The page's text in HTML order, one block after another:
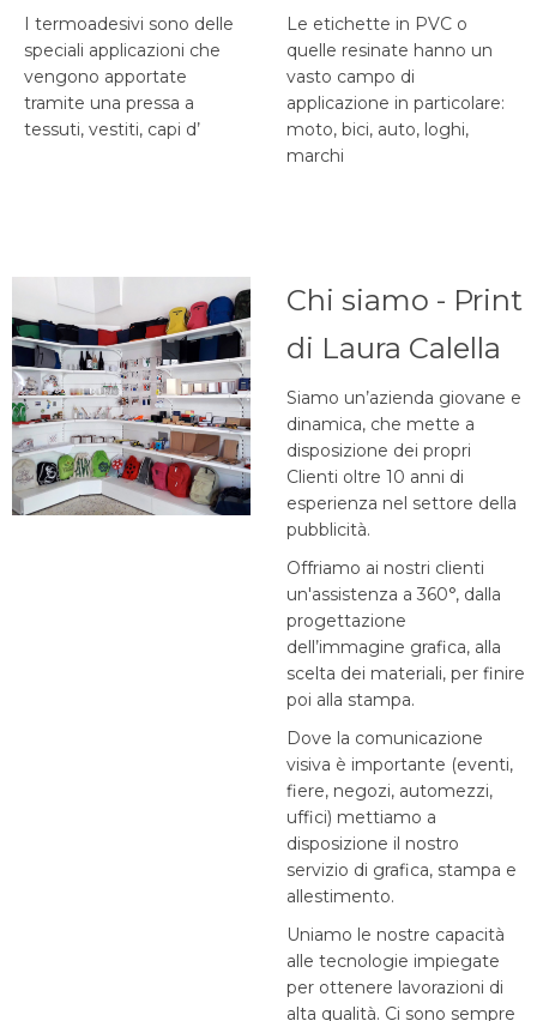
I termoadesivi sono delle
speciali applicazioni che
vengono apportate
tramite una pressa a
tessuti, vestiti, capi d’
Le etichette in PVC o
quelle resinate hanno un
vasto campo di
applicazione in particolare:
moto, bici, auto, loghi,
marchi
Chi siamo - Print
di Laura Calella
Siamo un’azienda giovane e
dinamica, che mette a
disposizione dei propri
Clienti oltre 10 anni di
esperienza nel settore della
pubblicità.
Offriamo ai nostri clienti
un'assistenza a 360°, dalla
progettazione
dell’immagine grafica, alla
scelta dei materiali, per finire
poi alla stampa.
Dove la comunicazione
visiva è importante (eventi,
fiere, negozi, automezzi,
uffici) mettiamo a
disposizione il nostro
servizio di grafica, stampa e
allestimento.
Uniamo le nostre capacità
alle tecnologie impiegate
per ottenere lavorazioni di
alta qualità. Ci sono sempre